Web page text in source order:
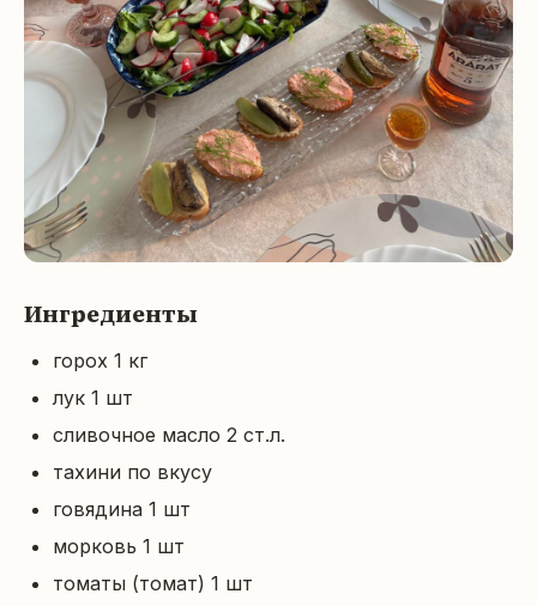
Ингредиенты
горох 1 кг
лук 1 шт
сливочное масло 2 ст.л.
тахини по вкусу
говядина 1 шт
морковь 1 шт
томаты (томат) 1 шт